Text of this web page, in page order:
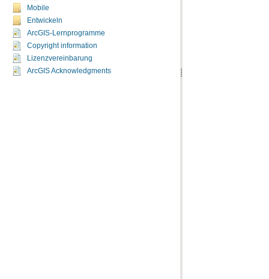
Mobile
Entwickeln
ArcGIS-Lernprogramme
Copyright information
Lizenzvereinbarung
ArcGIS Acknowledgments